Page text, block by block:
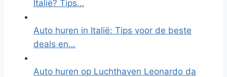
Italië? Tips…
Auto huren in Italië: Tips voor de beste
deals en…
Auto huren op Luchthaven Leonardo da